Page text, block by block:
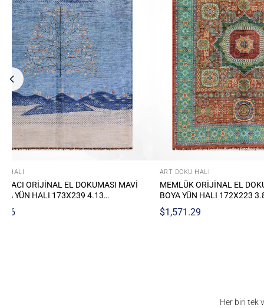
EL DOKUMASI MULTI KÖK
HALI 172X223 3.84 METREKARE -
ART DOKU HALI
SULTANI BINBIRGECE UZUN
ORIJINAL EL DOKUMASI
YÜN HALI 0.75X493 3.70
FT
$1,319.90
Her biri tek